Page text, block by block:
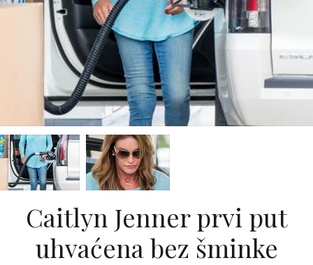
Caitlyn Jenner prvi put
uhvaćena bez šminke